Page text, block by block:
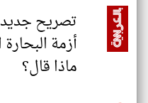
تصريح
أزمة
ماذا قال؟